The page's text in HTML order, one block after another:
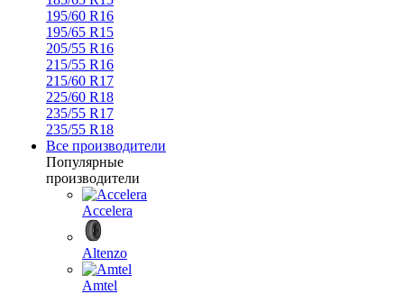
195/60 R16
195/65 R15
205/55 R16
215/55 R16
215/60 R17
225/60 R18
235/55 R17
235/55 R18
Все производители
Популярные
производители
Accelera
Altenzo
Amtel